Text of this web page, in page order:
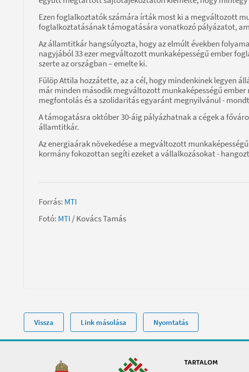
Ezen foglalkoztatók számára írták most ki a megváltozott
foglalkoztatásának támogatására vonatkozó pályázatot,
Az államtitkár hangsúlyozta, hogy az elmúlt években
nagyjából 33 ezer megváltozott munkaképességű ember
szerte az országban – emelte ki.
Fülöp Attila hozzátette, az a cél, hogy mindenkinek legyen
már minden második megváltozott munkaképességű
megfontolás és a szolidaritás egyaránt megnyilvánul -
A támogatásra október 30-áig pályázhatnak a cégek a
államtitkár.
Az energiaárak növekedése a megváltozott
kormány fokozottan segíti ezeket a vállalkozásokat -
Forrás: MTI
Fotó: MTI / Kovács Tamás
Vissza Link másolása Nyomtatás
TARTALOM